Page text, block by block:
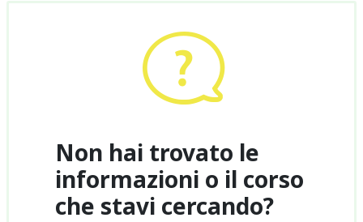
Non hai trovato le
informazioni o il corso
che stavi cercando?